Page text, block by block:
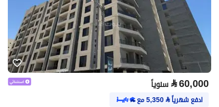
⃁60,000 سنوياً
ادفع شهرياً⃁
5,350مع